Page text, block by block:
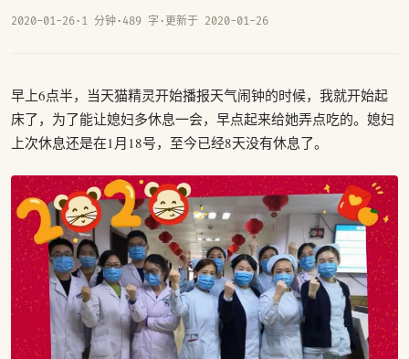
2020-01-26· 1 分钟· 489 字 · 更新于 2020-01-26
早上6点半，当天猫精灵开始播报天气闹钟的时候，我就开始起
床了，为了能让媳妇多休息一会，早点起来给她弄点吃的。媳妇
上次休息还是在1月18号，至今已经8天没有休息了。